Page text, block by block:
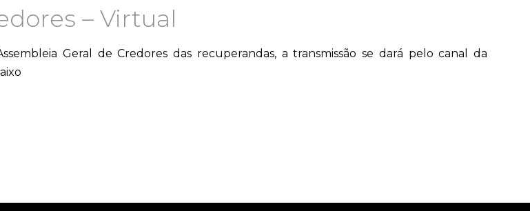
– Virtual
Geral de Credores das recuperandas, a transmissão se dará pelo canal da